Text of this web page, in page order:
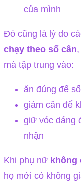
của mình
Đó cũng là lý do
chạy theo số cân,
mà tập trung vào:
ăn đúng để
giảm cân để
giữ vóc dáng
nhận
Khi phụ nữ không
họ mới có không